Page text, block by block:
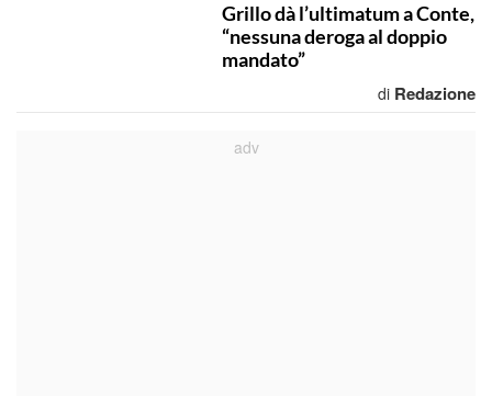
Grillo dà l’ultimatum a Conte,
“nessuna deroga al doppio
mandato”
di Redazione